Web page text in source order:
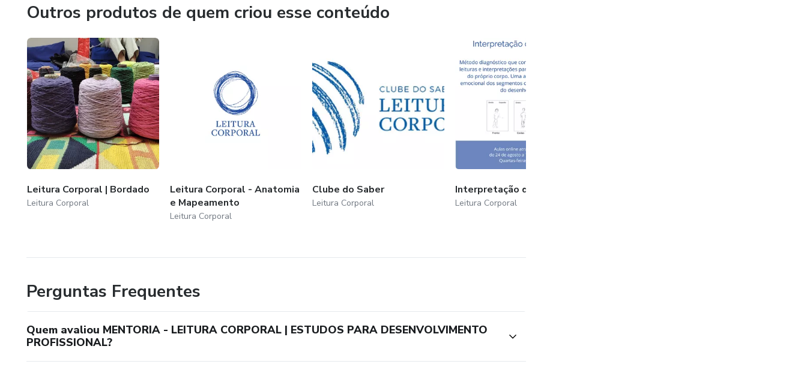
Outros produtos de quem criou esse conteúdo
Leitura Corporal | Bordado
Leitura Corporal
Leitura Corporal - Anatomia
e Mapeamento
Leitura Corporal
Clube do Saber
Leitura Corporal
Interpretação do Desenho
Leitura Corporal
Perguntas Frequentes
Quem avaliou MENTORIA - LEITURA CORPORAL | ESTUDOS PARA DESENVOLVIMENTO
PROFISSIONAL?